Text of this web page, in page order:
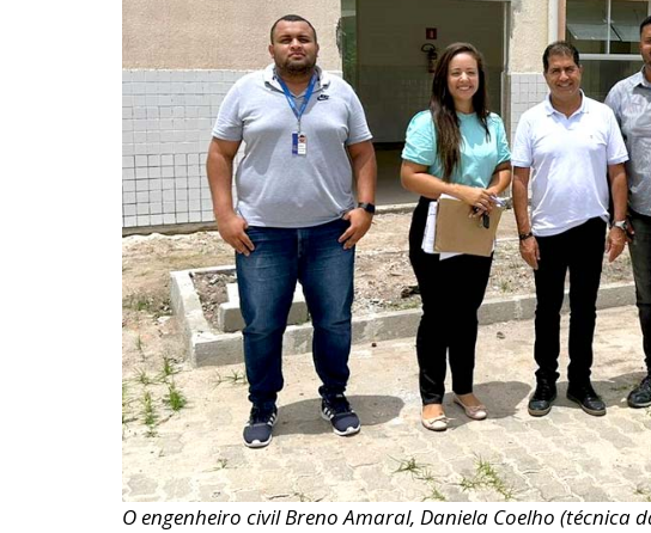
O engenheiro civil Breno Amaral, Daniela Coelho (técnica